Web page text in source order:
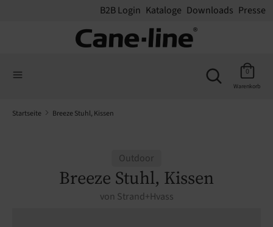
B2B Login Kataloge Downloads Presse
Suchen
unserem
Warenkorb
0
Shop
Startseite Breeze Stuhl, Kissen
Outdoor
Breeze Stuhl, Kissen
von Strand+Hvass